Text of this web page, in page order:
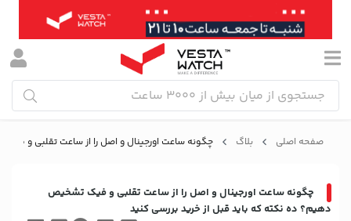
صفحه اصلی بلاگ چگونه ساعت اورجینال و اصل را از ساعت تقلبی و
چگونه ساعت اورجینال و اصل را از ساعت تقلبی و فیک تشخیص
دهیم؟ ده نکته که باید قبل از خرید بررسی کنید